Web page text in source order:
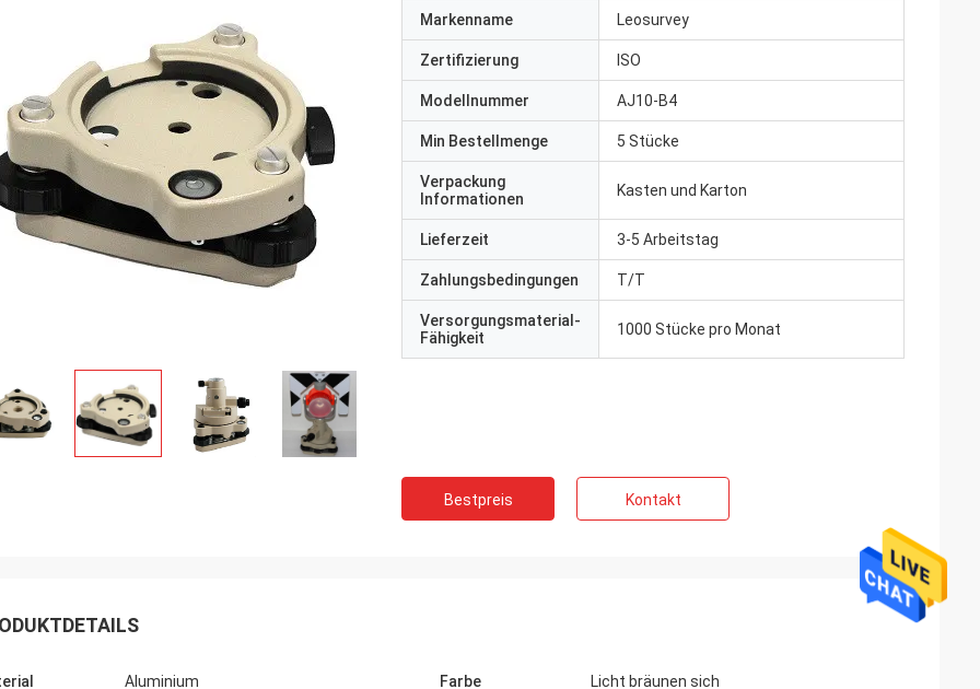
Markenname Leosurvey
Zertifizierung ISO
Modellnummer AJ10-B4
Min Bestellmenge 5 Stücke
Verpackung
Informationen
Kasten und Karton
Lieferzeit 3-5 Arbeitstag
Zahlungsbedingungen T/T
Versorgungsmaterial-
Fähigkeit
1000 Stücke pro Monat
Bestpreis Kontakt
Aluminium Farbe Licht bräunen sich